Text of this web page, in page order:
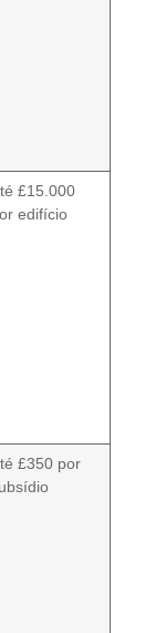
£15.000
edifício
£350 por